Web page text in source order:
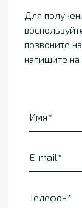
Для
позвоните
напишите на
Имя
E-mail
Телефон